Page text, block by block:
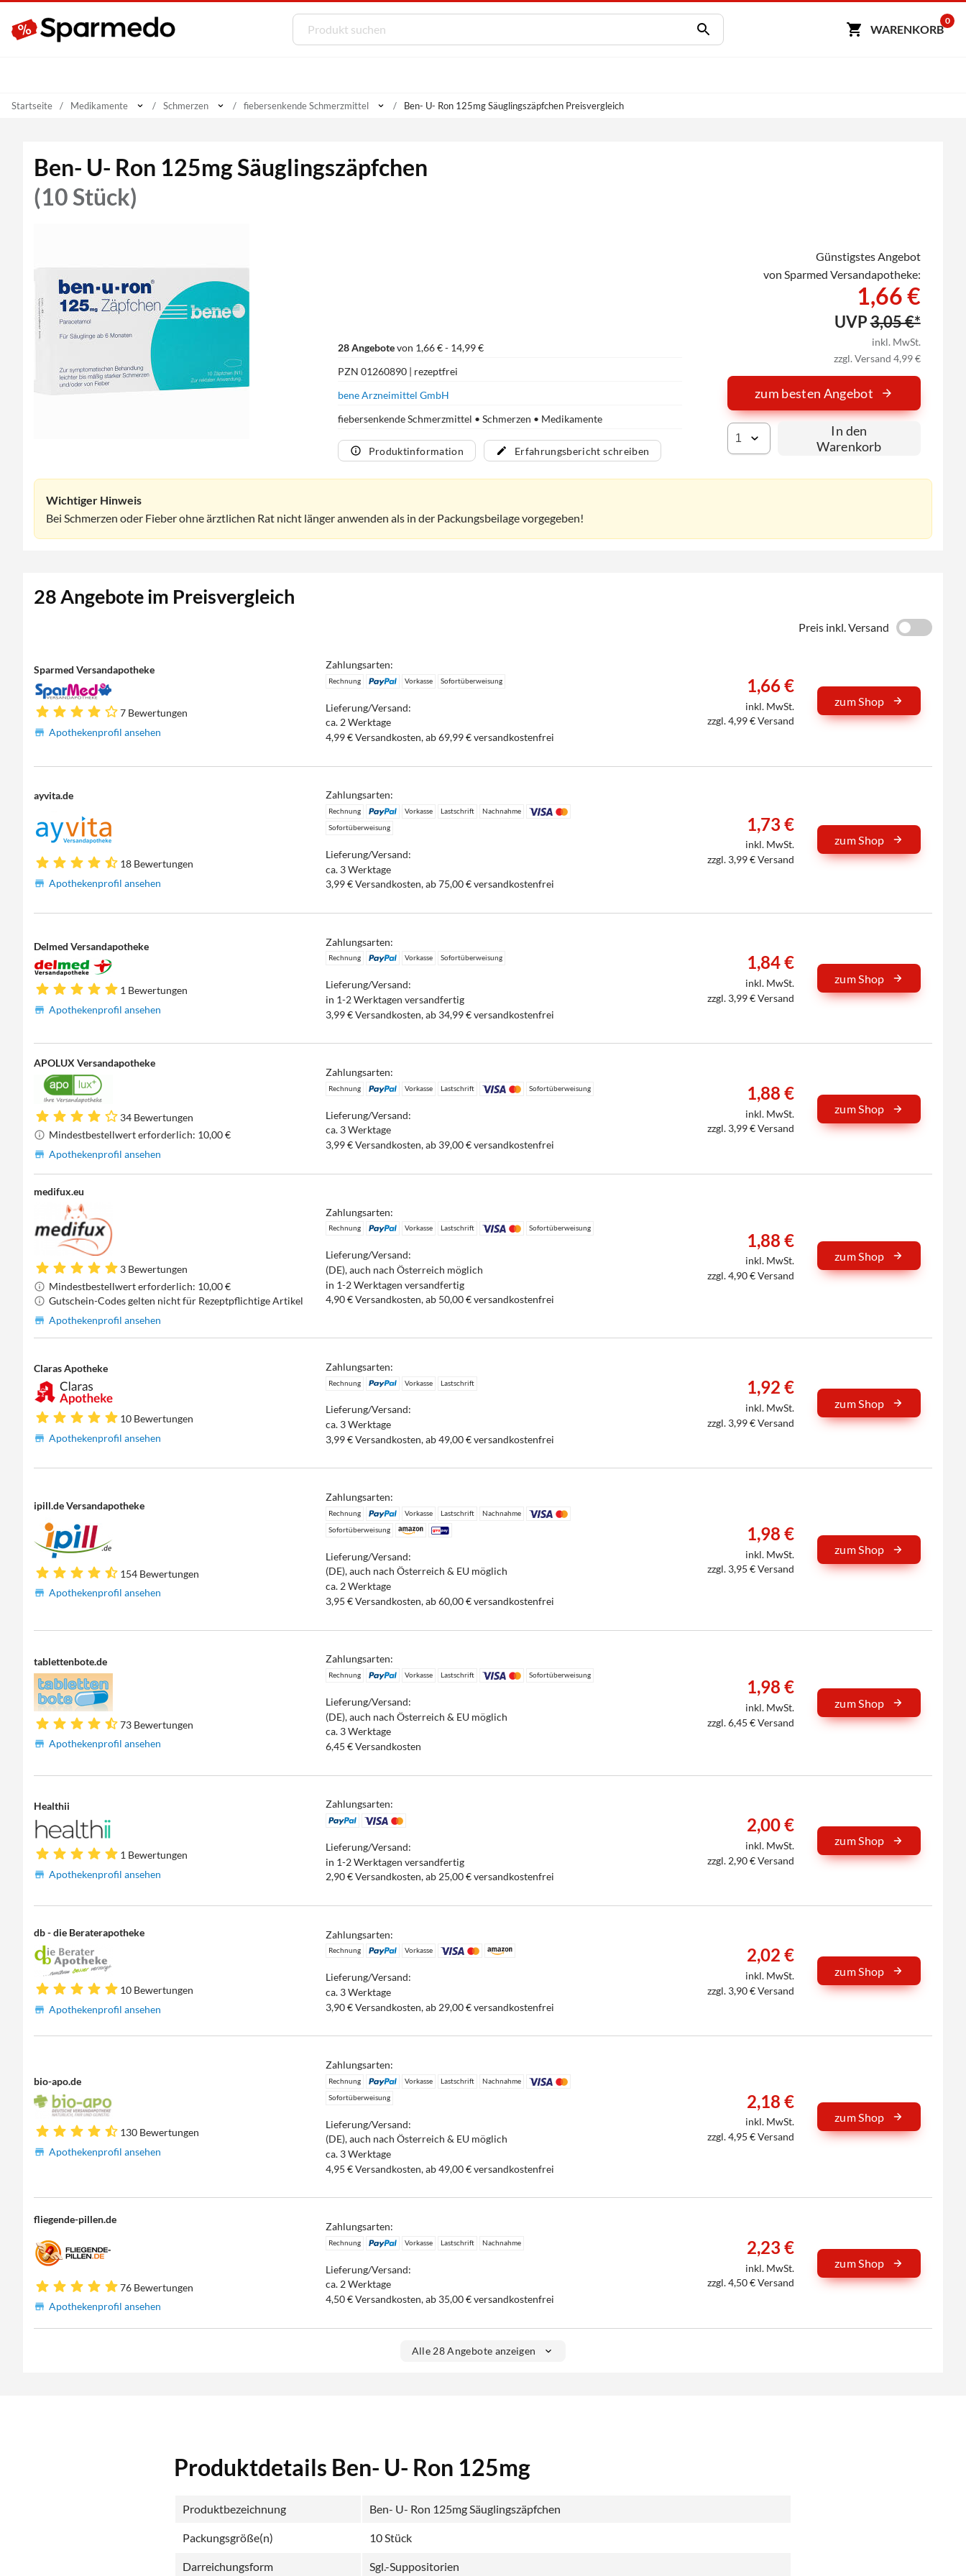
WARENKORB
0
Startseite Medikamente Schmerzen fiebersenkende Schmerzmittel Ben- U- Ron 125mg Säuglingszäpfchen Preisvergleich
Ben- U- Ron 125mg Säuglingszäpfchen
(10 Stück)
28 Angebotevon 1,66 € - 14,99 €
PZN 01260890 | rezeptfrei
bene Arzneimittel GmbH
fiebersenkende Schmerzmittel • Schmerzen • Medikamente
Produktinformation Erfahrungsbericht schreiben
Günstigstes Angebot
von Sparmed Versandapotheke:
1,66 €
UVP3,05 €*
inkl. MwSt.
zzgl. Versand 4,99 €
zum besten Angebot
In den
Warenkorb
Wichtiger Hinweis
Bei Schmerzen oder Fieber ohne ärztlichen Rat nicht länger anwenden als in der Packungsbeilage vorgegeben!
28 Angebote im Preisvergleich
Preis inkl. Versand
Sparmed Versandapotheke
7 Bewertungen
Apothekenprofil ansehen
Zahlungsarten:
Rechnung Vorkasse Sofortüberweisung
Lieferung/Versand:
ca. 2 Werktage
4,99 € Versandkosten, ab 69,99 € versandkostenfrei
1,66 €
inkl. MwSt.
zzgl. 4,99 € Versand
zum Shop
ayvita.de
18 Bewertungen
Apothekenprofil ansehen
Zahlungsarten:
Rechnung Vorkasse Lastschrift
Nachnahme
Sofortüberweisung
Lieferung/Versand:
ca. 3 Werktage
3,99 € Versandkosten, ab 75,00 € versandkostenfrei
1,73 €
inkl. MwSt.
zzgl. 3,99 € Versand
zum Shop
Delmed Versandapotheke
1 Bewertungen
Apothekenprofil ansehen
Zahlungsarten:
Rechnung Vorkasse Sofortüberweisung
Lieferung/Versand:
in 1-2 Werktagen versandfertig
3,99 € Versandkosten, ab 34,99 € versandkostenfrei
1,84 €
inkl. MwSt.
zzgl. 3,99 € Versand
zum Shop
APOLUX Versandapotheke
34 Bewertungen
Mindestbestellwert erforderlich: 10,00 €
Apothekenprofil ansehen
Zahlungsarten:
Rechnung Vorkasse Lastschrift Sofortüberweisung
Lieferung/Versand:
ca. 3 Werktage
3,99 € Versandkosten, ab 39,00 € versandkostenfrei
1,88 €
inkl. MwSt.
zzgl. 3,99 € Versand
zum Shop
medifux.eu
3 Bewertungen
Mindestbestellwert erforderlich: 10,00 €
Gutschein-Codes gelten nicht für Rezeptpflichtige Artikel
Apothekenprofil ansehen
Zahlungsarten:
Rechnung Vorkasse Lastschrift Sofortüberweisung
Lieferung/Versand:
(DE), auch nach Österreich möglich
in 1-2 Werktagen versandfertig
4,90 € Versandkosten, ab 50,00 € versandkostenfrei
1,88 €
inkl. MwSt.
zzgl. 4,90 € Versand
zum Shop
Claras Apotheke
10 Bewertungen
Apothekenprofil ansehen
Zahlungsarten:
Rechnung Vorkasse Lastschrift
Lieferung/Versand:
ca. 3 Werktage
3,99 € Versandkosten, ab 49,00 € versandkostenfrei
1,92 €
inkl. MwSt.
zzgl. 3,99 € Versand
zum Shop
ipill.de Versandapotheke
154 Bewertungen
Apothekenprofil ansehen
Zahlungsarten:
Rechnung Vorkasse Lastschrift
Nachnahme
Sofortüberweisung
Lieferung/Versand:
(DE), auch nach Österreich & EU möglich
ca. 2 Werktage
3,95 € Versandkosten, ab 60,00 € versandkostenfrei
1,98 €
inkl. MwSt.
zzgl. 3,95 € Versand
zum Shop
tablettenbote.de
73 Bewertungen
Apothekenprofil ansehen
Zahlungsarten:
Rechnung Vorkasse Lastschrift Sofortüberweisung
Lieferung/Versand:
(DE), auch nach Österreich & EU möglich
ca. 3 Werktage
6,45 € Versandkosten
1,98 €
inkl. MwSt.
zzgl. 6,45 € Versand
zum Shop
Healthii
1 Bewertungen
Apothekenprofil ansehen
Zahlungsarten:
Lieferung/Versand:
in 1-2 Werktagen versandfertig
2,90 € Versandkosten, ab 25,00 € versandkostenfrei
2,00 €
inkl. MwSt.
zzgl. 2,90 € Versand
zum Shop
db - die Beraterapotheke
10 Bewertungen
Apothekenprofil ansehen
Zahlungsarten:
Rechnung Vorkasse
Lieferung/Versand:
ca. 3 Werktage
3,90 € Versandkosten, ab 29,00 € versandkostenfrei
2,02 €
inkl. MwSt.
zzgl. 3,90 € Versand
zum Shop
bio-apo.de
130 Bewertungen
Apothekenprofil ansehen
Zahlungsarten:
Rechnung Vorkasse Lastschrift
Nachnahme
Sofortüberweisung
Lieferung/Versand:
(DE), auch nach Österreich & EU möglich
ca. 3 Werktage
4,95 € Versandkosten, ab 49,00 € versandkostenfrei
2,18 €
inkl. MwSt.
zzgl. 4,95 € Versand
zum Shop
fliegende-pillen.de
76 Bewertungen
Apothekenprofil ansehen
Zahlungsarten:
Rechnung Vorkasse Lastschrift Nachnahme
Lieferung/Versand:
ca. 2 Werktage
4,50 € Versandkosten, ab 35,00 € versandkostenfrei
2,23 €
inkl. MwSt.
zzgl. 4,50 € Versand
zum Shop
Alle 28 Angebote anzeigen
Produktdetails Ben- U- Ron 125mg
Produktbezeichnung Ben- U- Ron 125mg Säuglingszäpfchen
Packungsgröße(n) 10 Stück
Darreichungsform Sgl.-Suppositorien